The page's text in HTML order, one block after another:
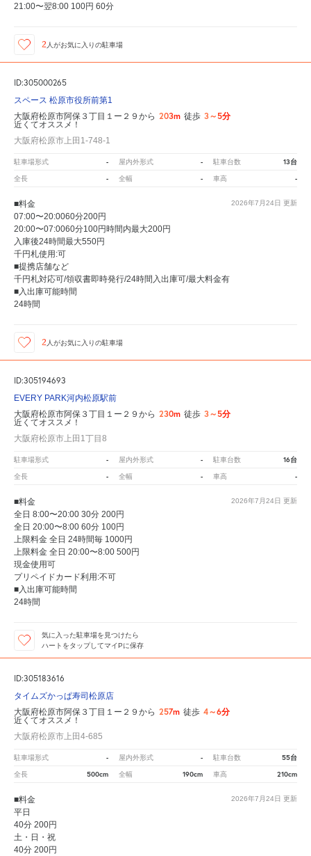
21:00〜翌8:00 100円 60分
2 人がお気に入りの駐車場
ID:305000265
スペース 松原市役所前第1
大阪府松原市阿保３丁目１ー２９から 203m 徒歩 3～5分
近くてオススメ！
大阪府松原市上田1-748-1
駐車場形式 - 屋内外形式 - 駐車台数 13台
全長 - 全幅 - 車高 -
2026年7月24日 更新
■料金
07:00〜20:0060分200円
20:00〜07:0060分100円時間内最大200円
入庫後24時間最大550円
千円札使用:可
■提携店舗など
千円札対応可/領収書即時発行/24時間入出庫可/最大料金有
■入出庫可能時間
24時間
2 人がお気に入りの駐車場
ID:305194693
EVERY PARK河内松原駅前
大阪府松原市阿保３丁目１ー２９から 230m 徒歩 3～5分
近くてオススメ！
大阪府松原市上田1丁目8
駐車場形式 - 屋内外形式 - 駐車台数 16台
全長 - 全幅 - 車高 -
2026年7月24日 更新
■料金
全日 8:00〜20:00 30分 200円
全日 20:00〜8:00 60分 100円
上限料金 全日 24時間毎 1000円
上限料金 全日 20:00〜8:00 500円
現金使用可
プリペイドカード利用:不可
■入出庫可能時間
24時間
気に入った駐車場を見つけたら
ハートをタップしてマイPに保存
ID:305183616
タイムズかっぱ寿司松原店
大阪府松原市阿保３丁目１ー２９から 257m 徒歩 4～6分
近くてオススメ！
大阪府松原市上田4-685
駐車場形式 - 屋内外形式 - 駐車台数 55台
全長 500cm 全幅 190cm 車高 210cm
2026年7月24日 更新
■料金
平日
40分 200円
土・日・祝
40分 200円